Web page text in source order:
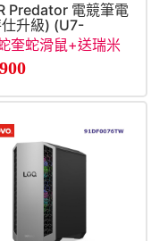
Predator 電競筆電
升級) (U7-
奎蛇滑鼠+送瑞米
架